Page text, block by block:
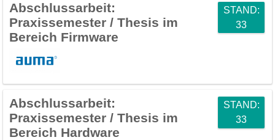
Abschlussarbeit:
Praxissemester / Thesis im
Bereich Firmware
STAND:
33
Abschlussarbeit:
Praxissemester / Thesis im
Bereich Hardware
STAND:
33